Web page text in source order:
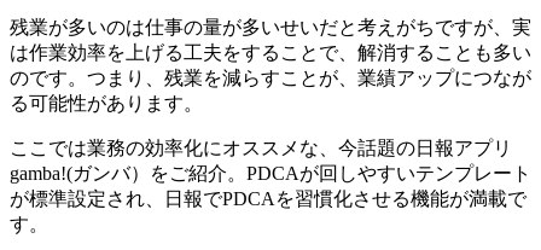
残業が多いのは仕事の量が多いせいだと考えがちですが、実
は作業効率を上げる工夫をすることで、解消することも多い
のです。つまり、残業を減らすことが、業績アップにつなが
る可能性があります。
ここでは業務の効率化にオススメな、今話題の日報アプリ
gamba!(ガンバ）をご紹介。PDCAが回しやすいテンプレート
が標準設定され、日報でPDCAを習慣化させる機能が満載で
す。